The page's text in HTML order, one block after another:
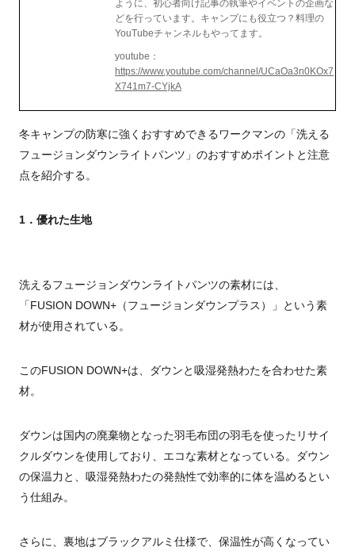
ように、初心者向け記事の執筆やイベントの企画な
どを行っています。キャンプにも役立つ？料理の
YouTubeチャンネルもやってます。
youtube：
https://www.youtube.com/channel/UCaOa3n0KOx7
X741m7-CYjkA
冬キャンプの防寒に強くおすすめできるワークマンの「洗える
フュージョンダウンライトパンツ」のおすすめポイントと注意
点を紹介する。
1．優れた生地
洗えるフュージョンダウンライトパンツの素材には、
「FUSION DOWN+（フュージョンダウンプラス）」という素
材が使用されている。
このFUSION DOWN+は、ダウンと吸湿発熱わたを合わせた素
材。
ダウンは国内の廃棄物となった羽毛布団の羽毛を使ったリサイ
クルダウンを使用しており、エコな素材となっている。ダウン
の保温力と、吸湿発熱わたの発熱性で効率的に体を温めるとい
う仕組み。
さらに、裏地はブラックアルミ仕様で、保温性が高くなってい